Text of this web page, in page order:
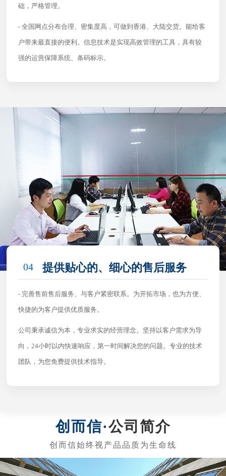
础，严格管理。
- 全国网点分布合理、密集度高，可做到香港、大陆交货。能给客
户带来最直接的便利。信息技术是实现高效管理的工具，具有较
强的运营保障系统、条码标示。
04 提供贴心的、细心的售后服务
- 完善售前售后服务、与客户紧密联系。为开拓市场，也为方便、
快捷的为客户提供优质服务。
公司秉承诚信为本，专业求实的经营理念。坚持以客户需求为导
向，24小时以内快速响应，第一时间解决您的问题。专业的技术
团队，为您免费提供技术指导。
公司简介